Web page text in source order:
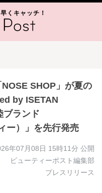
くキャッチ！
SHOP」が夏の
by ISETAN
ブランド
ー）」を先行発売
年07月08日 15時11分 公開
ビューティーポスト編集部
プレスリリース